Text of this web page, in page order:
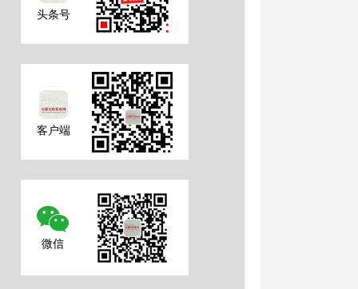
头条号
客户端
微信